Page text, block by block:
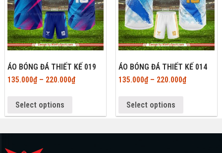
ÁO BÓNG ĐÁ THIẾT KẾ 019
135.000₫– 220.000₫
Select options
ÁO BÓNG ĐÁ THIẾT KẾ 014
135.000₫– 220.000₫
Select options